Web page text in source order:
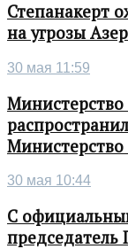
Степанакерт
на угрозы
30 мая 11:59
30 мая 10:44
С
председатель